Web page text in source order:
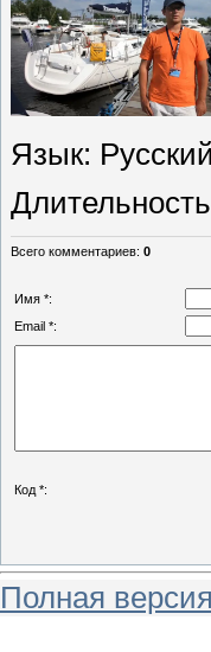
Язык: Русский
Всего комментариев: 0
Имя *:
Email *:
Код *:
Полная